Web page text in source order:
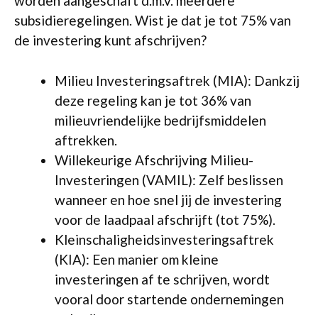
subsidieregelingen. Wist je dat je tot 75% van
de investering kunt afschrijven?
Milieu Investeringsaftrek (MIA): Dankzij
deze regeling kan je tot 36% van
milieuvriendelijke bedrijfsmiddelen
aftrekken.
Willekeurige Afschrijving Milieu-
Investeringen (VAMIL): Zelf beslissen
wanneer en hoe snel jij de investering
voor de laadpaal afschrijft (tot 75%).
Kleinschaligheidsinvesteringsaftrek
(KIA): Een manier om kleine
investeringen af te schrijven, wordt
vooral door startende ondernemingen